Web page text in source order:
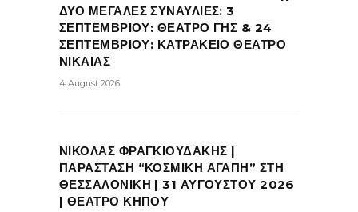
ΔΥΟ ΜΕΓΑΛΕΣ ΣΥΝΑΥΛΙΕΣ: 3
ΣΕΠΤΕΜΒΡΙΟΥ: ΘΕΑΤΡΟ ΓΗΣ & 24
ΣΕΠΤΕΜΒΡΙΟΥ: ΚΑΤΡΑΚΕΙΟ ΘΕΑΤΡΟ
ΝΙΚΑΙΑΣ
4 August 2026
ΝΙΚΟΛΑΣ ΦΡΑΓΚΙΟΥΔΑΚΗΣ |
ΠΑΡΑΣΤΑΣΗ “ΚΟΣΜΙΚΗ ΑΓΑΠΗ” ΣΤΗ
ΘΕΣΣΑΛΟΝΙΚΗ | 31 ΑΥΓΟΥΣΤΟΥ 2026
| ΘΕΑΤΡΟ ΚΗΠΟΥ